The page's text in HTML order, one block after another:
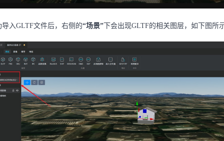
导入GLTF文件后，右侧的“场景” 下会出现GLTF的相关图层，如下图所